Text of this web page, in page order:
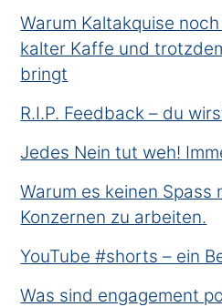
Warum Kaltakquise
kalter Kaffe und
bringt
R.I.P. Feedback – du
Jedes Nein tut weh!
Warum es keinen Spass
Konzernen zu arbeiten.
YouTube #shorts – ein
Was sind engagement